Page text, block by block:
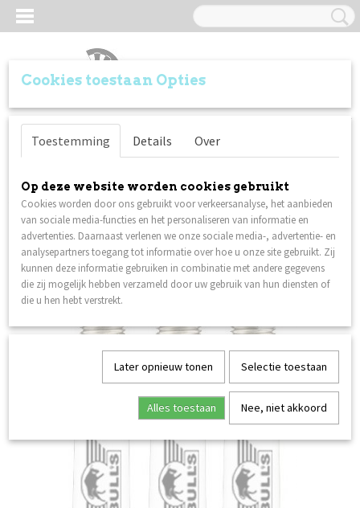
Inloggen Registreren
UW WINKELWAGEN
Home>Shafts>Bull's Nylon + ring Short White
Cookies toestaan Opties
Toestemming Details Over
Op deze website worden cookies gebruikt
Cookies worden door ons gebruikt voor verkeersanalyse, het aanbieden
van sociale media-functies en het personaliseren van informatie en
advertenties. Daarnaast verlenen we onze sociale media-, advertentie- en
analysepartners toegang tot informatie over hoe u onze site gebruikt. Zij
kunnen deze informatie gebruiken in combinatie met andere gegevens
die zij mogelijk hebben verzameld door uw gebruik van hun diensten of
die u hen hebt verstrekt.
Later opnieuw tonen Selectie toestaan
Alles toestaan Nee, niet akkoord